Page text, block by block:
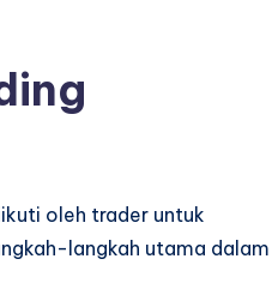
oleh trader untuk
langkah utama dalam